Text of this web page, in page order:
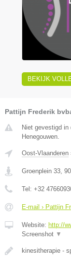
BEKIJK
Pattijn Frederik
Niet gevestigd in
Henegouwen.
Oost-Vlaanderen
Groenplein 33
Tel: +32
E-mail › Pattijn
Website: http://
Screenshot ▼
kinesitherapie -